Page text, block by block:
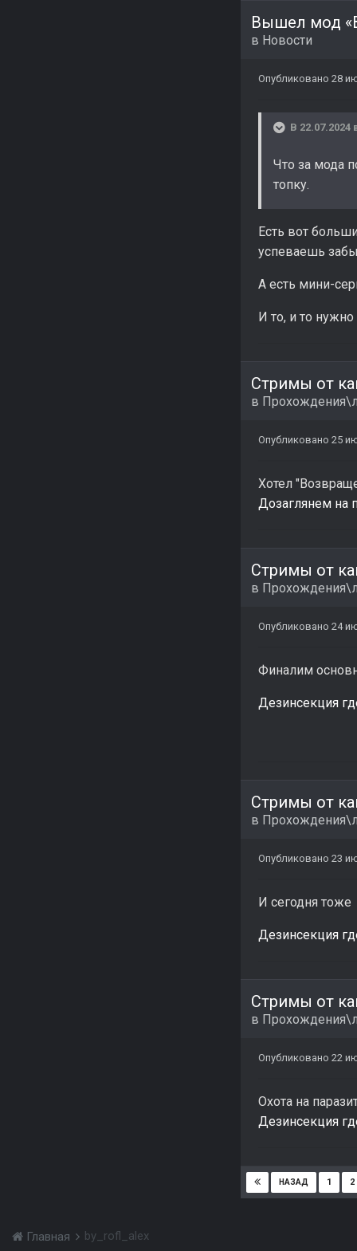
Вышел мод
в Новости
Опубликовано 28
В 22.07.2024
Что за мода
топку.
Есть вот
успеваешь
А есть мини-
И то, и то нужно
Стримы от
в
Опубликовано 25
Хотел
Дозаглянем на
Стримы от
в
Опубликовано 24
Финалим
Дезинсекция
Стримы от
в
Опубликовано 23
И сегодня тоже
Дезинсекция
Стримы от
в
Опубликовано 22
Охота на
Дезинсекция
НАЗАД 1 2
Главная by_rofl_alex